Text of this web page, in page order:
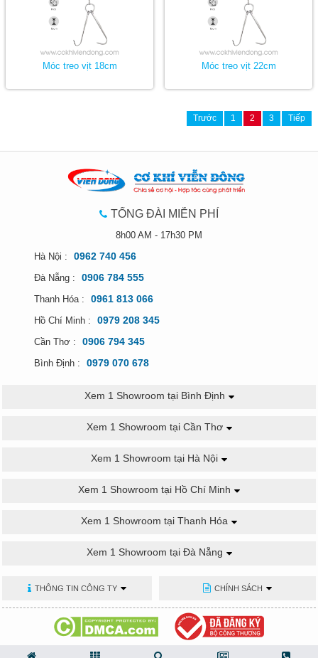
Móc treo vịt 18cm Móc treo vịt 22cm
Trước 1 2 3 Tiếp
TỔNG ĐÀI MIỄN PHÍ
8h00 AM - 17h30 PM
Hà Nội :
0962 740 456
Đà Nẵng : 0906 784 555
Thanh Hóa : 0961 813 066
Hồ Chí Minh : 0979 208 345
Cần Thơ : 0906 794 345
Bình Định : 0979 070 678
Xem 1 Showroom tại Bình Định
Xem 1 Showroom tại Cần Thơ
Xem 1 Showroom tại Hà Nội
Xem 1 Showroom tại Hồ Chí Minh
Xem 1 Showroom tại Thanh Hóa
Xem 1 Showroom tại Đà Nẵng
THÔNG TIN CÔNG TY CHÍNH SÁCH